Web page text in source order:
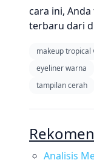
cara ini,
terbaru dari
makeup tropical
eyeliner warna
tampilan cerah
Analisis